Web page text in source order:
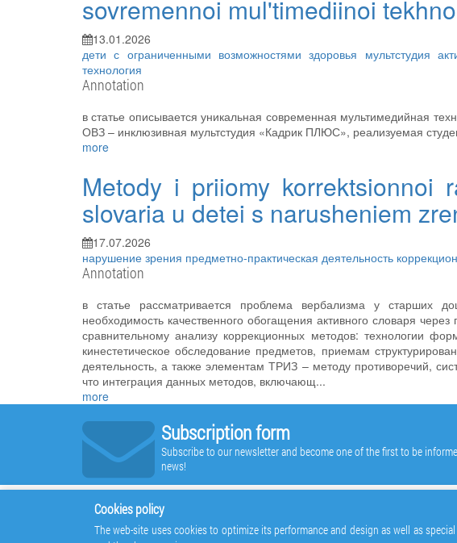
sovremennoi mul'timediinoi
13.01.2026
дети с ограниченными возможностями здоровья мультстудия
технология
Annotation
в статье описывается уникальная современная мультимедийная
ОВЗ – инклюзивная мультстудия «Кадрик ПЛЮС», реализуемая
more
Metody i priiomy korrektsionnoi
slovaria u detei s narusheniem
17.07.2026
нарушение зрения предметно-практическая деятельность
Annotation
в статье рассматривается проблема вербализма у старших
необходимость качественного обогащения активного словаря
сравнительному анализу коррекционных методов: технологии
кинестетическое обследование предметов, приемам
деятельность, а также элементам ТРИЗ – методу противоречий,
что интеграция данных методов, включающ...
more
Subscription form
Subscribe to our newsletter and become one of the first to be
news!
Cookies policy
The web-site uses cookies to optimize its performance and design as well as